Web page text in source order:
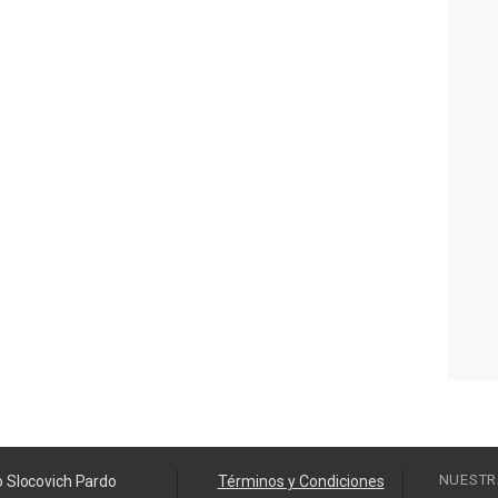
Slocovich Pardo Términos y Condiciones